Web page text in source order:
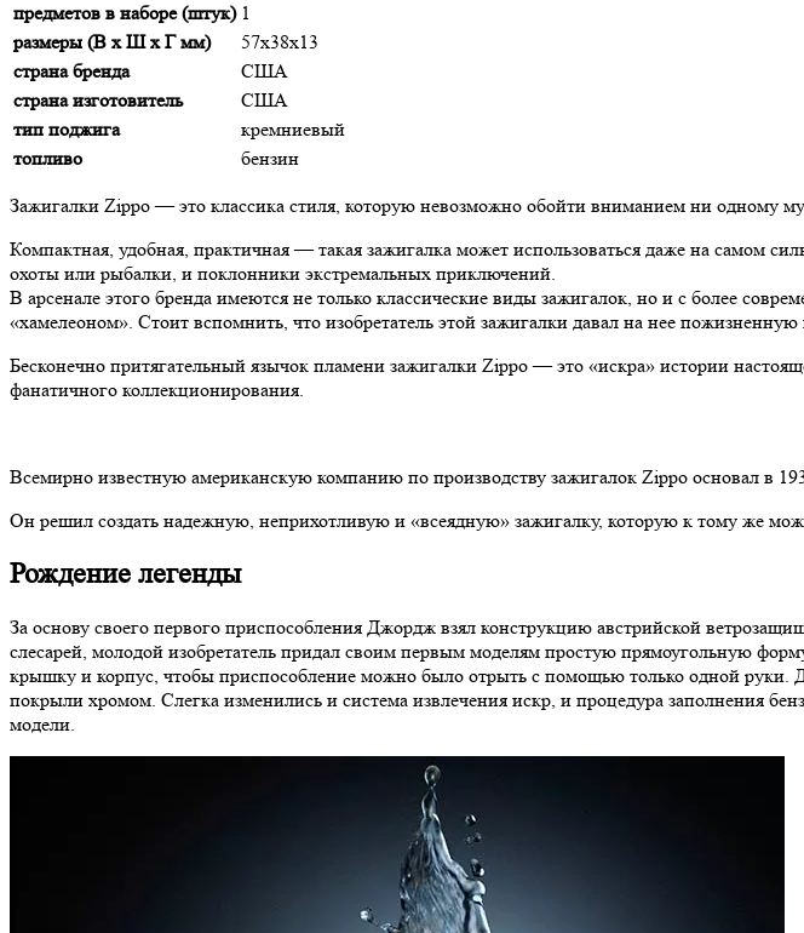
предметов в наборе (штук) 1
размеры (В х Ш х Г мм)
57х38х13
страна бренда
США
страна изготовитель
США
тип поджига
кремниевый
топливо
бензин
Зажигалки Zippo — это классика стиля, которую невозможно обойти вниманием ни одному
Компактная, удобная, практичная — такая зажигалка может использоваться даже на самом
охоты или рыбалки, и поклонники экстремальных приключений.
В арсенале этого бренда имеются не только классические виды зажигалок, но и с более
«хамелеоном». Стоит вспомнить, что изобретатель этой зажигалки давал на нее
Бесконечно притягательный язычок пламени зажигалки Zippo — это «искра» истории
фанатичного коллекционирования.
Всемирно известную американскую компанию по производству зажигалок Zippo основал в
Он решил создать надежную, неприхотливую и «всеядную» зажигалку, которую к тому же
Рождение легенды
За основу своего первого приспособления Джордж взял конструкцию австрийской
слесарей, молодой изобретатель придал своим первым моделям простую прямоугольную
крышку и корпус, чтобы приспособление можно было отрыть с помощью только одной руки.
покрыли хромом. Слегка изменились и система извлечения искр, и процедура заполнения
модели.